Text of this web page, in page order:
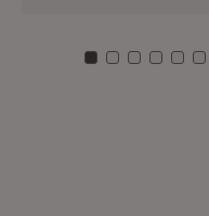
Zu Kachel: 0
Zu Kachel:
ZuZuZu